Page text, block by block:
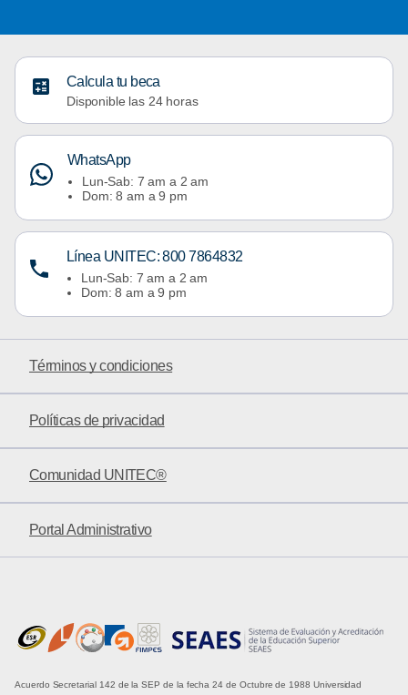
Calcula tu beca
Disponible las 24 horas
WhatsApp
Lun-Sab: 7 am a 2 am
Dom: 8 am a 9 pm
Línea UNITEC: 800 7864832
Lun-Sab: 7 am a 2 am
Dom: 8 am a 9 pm
Términos y condiciones
Políticas de privacidad
Comunidad UNITEC®
Portal Administrativo
Acuerdo Secretarial 142 de la SEP de la fecha 24 de Octubre de 1988 Universidad